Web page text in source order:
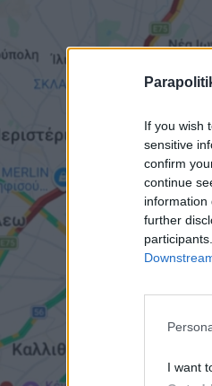
If you wish
sensitive
confirm
continue
information
further
I want